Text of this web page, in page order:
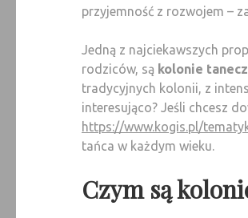
przyjemność z rozwojem –
Jedną z najciekawszych
rodziców, są kolonie
tradycyjnych kolonii, z
interesująco? Jeśli chcesz
https://www.kogis.pl/
tańca w każdym wieku.
Czym są